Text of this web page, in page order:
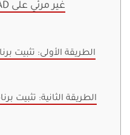
الطريقة الأولى: تثبيت
الطريقة الثانية: تثبيت